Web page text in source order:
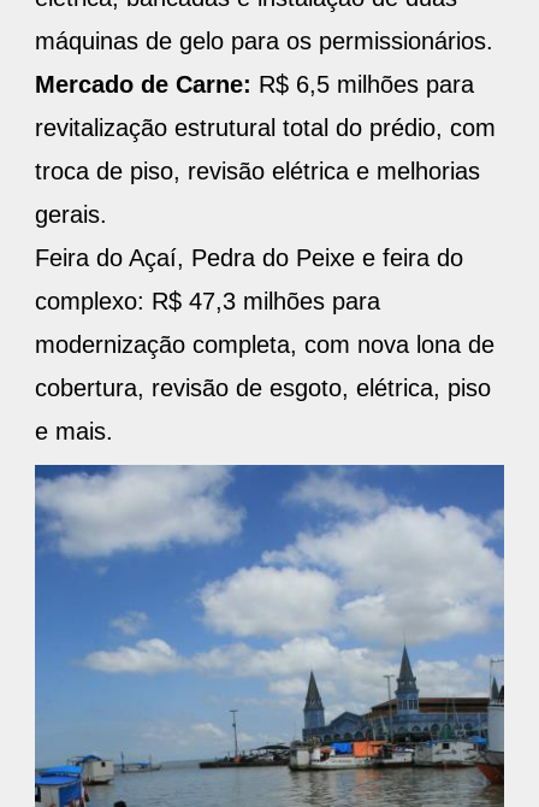
máquinas de gelo para os permissionários.
Mercado de Carne: R$ 6,5 milhões para
revitalização estrutural total do prédio, com
troca de piso, revisão elétrica e melhorias
gerais.
Feira do Açaí, Pedra do Peixe e feira do
complexo: R$ 47,3 milhões para
modernização completa, com nova lona de
cobertura, revisão de esgoto, elétrica, piso
e mais.